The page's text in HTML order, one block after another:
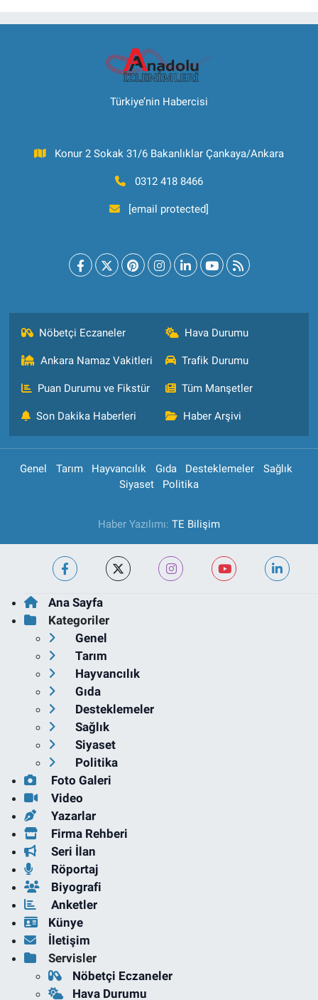
Türkiye’nin Habercisi
Konur 2 Sokak 31/6 Bakanlıklar Çankaya/Ankara
0312 418 8466
[email protected]
Nöbetçi Eczaneler Hava Durumu
Ankara Namaz Vakitleri Trafik Durumu
Puan Durumu ve Fikstür Tüm Manşetler
Son Dakika Haberleri Haber Arşivi
Genel Tarım Hayvancılık Gıda Desteklemeler
Sağlık
Siyaset
Politika
Haber Yazılımı: TE Bilişim
Ana Sayfa
Kategoriler
Genel
Tarım
Hayvancılık
Gıda
Desteklemeler
Sağlık
Siyaset
Politika
Foto Galeri
Video
Yazarlar
Firma Rehberi
Seri İlan
Röportaj
Biyografi
Anketler
Künye
İletişim
Servisler
Nöbetçi Eczaneler
Hava Durumu